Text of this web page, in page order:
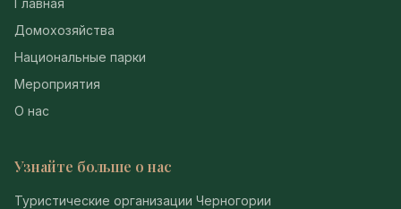
Главная
Домохозяйства
Национальные парки
Мероприятия
О нас
Узнайте больше о нас
Туристические организации Черногории